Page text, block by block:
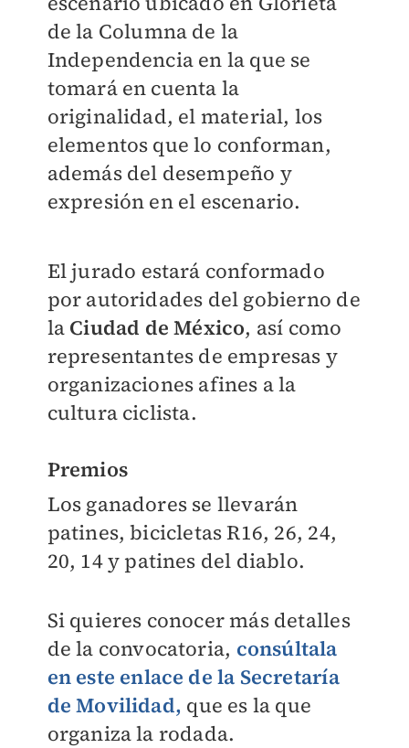
de la Columna de la
Independencia en la que se
tomará en cuenta la
originalidad, el material, los
elementos que lo conforman,
además del desempeño y
expresión en el escenario.
El jurado estará conformado
por autoridades del gobierno de
la Ciudad de México, así como
representantes de empresas y
organizaciones afines a la
cultura ciclista.
Premios
Los ganadores se llevarán
patines, bicicletas R16, 26, 24,
20, 14 y patines del diablo.
Si quieres conocer más detalles
de la convocatoria, consúltala
en este enlace de la Secretaría
de Movilidad, que es la que
organiza la rodada.